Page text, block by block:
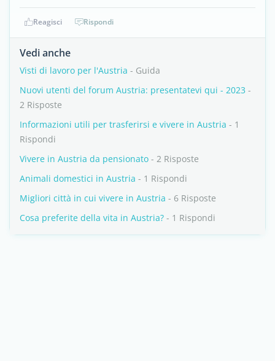
Reagisci Rispondi
Vedi anche
Visti di lavoro per l'Austria - Guida
Nuovi utenti del forum Austria: presentatevi qui - 2023 -
2 Risposte
Informazioni utili per trasferirsi e vivere in Austria - 1
Rispondi
Vivere in Austria da pensionato - 2 Risposte
Animali domestici in Austria - 1 Rispondi
Migliori città in cui vivere in Austria - 6 Risposte
Cosa preferite della vita in Austria? - 1 Rispondi